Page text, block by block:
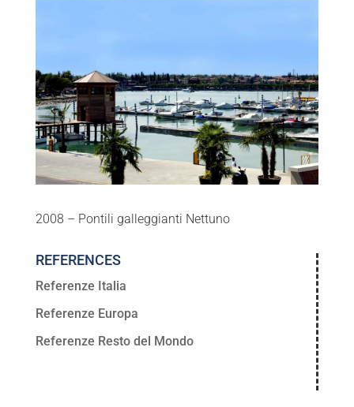
2008 – Pontili galleggianti Nettuno
REFERENCES
Referenze Italia
Referenze Europa
Referenze Resto del Mondo